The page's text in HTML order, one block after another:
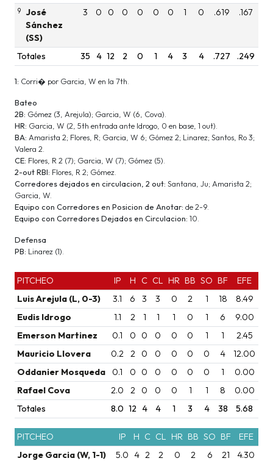
9
José
Sánchez
(SS)
3 0 0 0 0 0 0 1 0 .619 .167
Totales 35 4 12 2 0 1 4 3 4 .727 .249
1: Corri� por Garcia, W en la 7th.
Bateo
2B: Gómez (3, Arejula); Garcia, W (6, Cova).
HR: Garcia, W (2, 5th entrada ante Idrogo, 0 en base, 1 out).
BA: Amarista 2; Flores, R; Garcia, W 6; Gómez 2; Linarez; Santos, Ro 3;
Valera 2.
CE: Flores, R 2 (7); Garcia, W (7); Gómez (5).
2-out RBI: Flores, R 2; Gómez.
Corredores dejados en circulacion, 2 out: Santana, Ju; Amarista 2;
Garcia, W.
Equipo con Corredores en Posicion de Anotar: de 2-9.
Equipo con Corredores Dejados en Circulacion: 10.
Defensa
PB: Linarez (1).
PITCHEO IP H C CL HR BB SO BF
EFE
Luis Arejula (L, 0-3)
3.1 6 3 3 0 2 1 18
8.49
Eudis Idrogo
1.1 2 1 1 1 0 1 6
9.00
Emerson Martinez
0.1 0 0 0 0 0 1 1
2.45
Mauricio Llovera
0.2 2 0 0 0 0 0 4
12.00
Oddanier Mosqueda
0.1 0 0 0 0 0 0 1
0.00
Rafael Cova
2.0 2 0 0 0 1 1 8
0.00
Totales
8.0 12 4 4 1 3 4 38 5.68
PITCHEO IP H C CL HR BB SO BF
EFE
Jorge Garcia (W, 1-1)
5.0 4 2 2 0 2 6 21
4.30